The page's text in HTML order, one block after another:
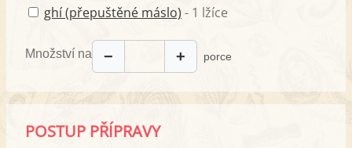
ghí (přepuštěné máslo) - 1 lžíce
Množství na − + porce
POSTUP PŘÍPRAVY